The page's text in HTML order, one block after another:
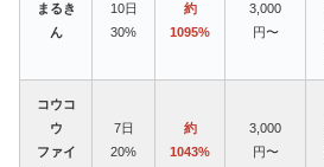
まるき
ん
10日
30%
約
1095%
3,000
円〜
コウコ
ウ
ファイ
7日
20%
約
1043%
3,000
円〜